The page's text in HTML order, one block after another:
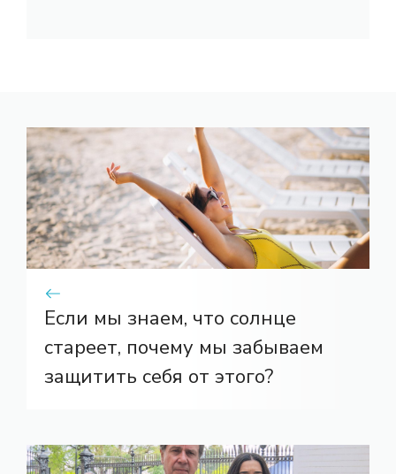
Если мы знаем, что солнце
стареет, почему мы забываем
защитить себя от этого?